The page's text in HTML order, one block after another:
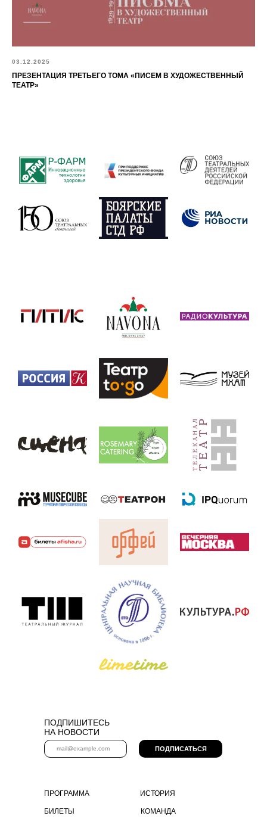
03.12.2025
ПРЕЗЕНТАЦИЯ ТРЕТЬЕГО ТОМА «ПИСЕМ В ХУДОЖЕСТВЕННЫЙ
ТЕАТР»
БИЛЕТЫ
ИСТОРИЯ
ПРОГРАММА
КОМАНДА
ПОДПИШИТЕСЬ
НА НОВОСТИ
ПОДПИСАТЬСЯ